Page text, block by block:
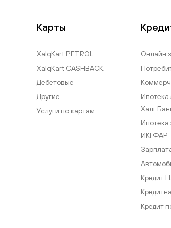
Карты
XalqKart PETROL
XalqKart CASHBACK
Дебетовые
Другие
Услуги по картам
Онлайн
Ипотека
Халг
Ипотека
ИКГФАР
Кредит
Кредит